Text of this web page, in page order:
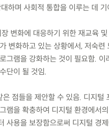
하며 사회적 통합을 이루는 데 기
변화에 대응하기 위한 재교육
변화하고 있는 상황에서, 저숙
그램을 강화하는 것이 필요함.
단이 될 것임.
점들을 제안할 수 있음. 디지털
램을 확충하여 디지털 환경에서
사용을 보장함으로써 디지털 경